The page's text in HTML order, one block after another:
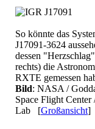
So könnte das
J17091-3624
dessen
rechts) die
RXTE gemessen
Bild: NASA /
Space Flight Center
Lab [Großansicht]